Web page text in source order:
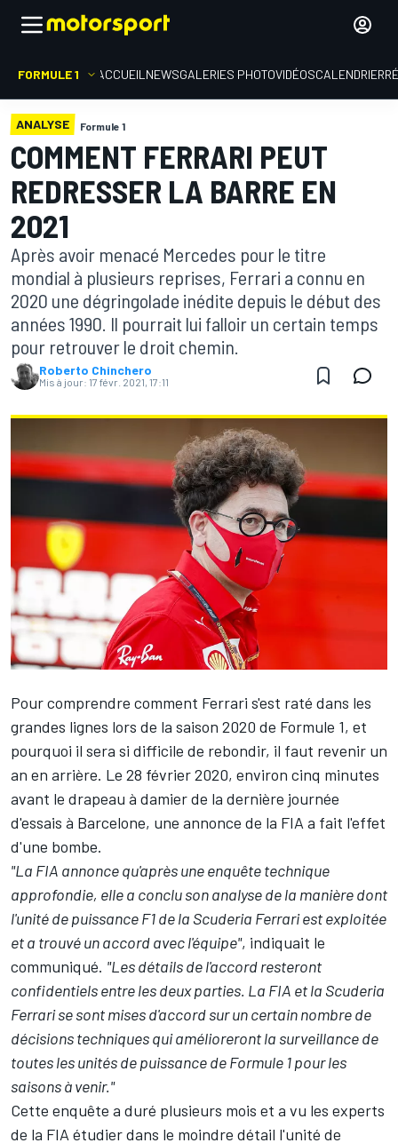
FORMULE 1 ACCUEIL NEWSGALERIES PHOTOVIDÉOSCALENDRIER
ANALYSE Formule 1
COMMENT FERRARI PEUT
REDRESSER LA BARRE EN
2021
Après avoir menacé Mercedes pour le titre
mondial à plusieurs reprises, Ferrari a connu en
2020 une dégringolade inédite depuis le début des
années 1990. Il pourrait lui falloir un certain temps
pour retrouver le droit chemin.
Roberto Chinchero
Mis à jour: 17 févr. 2021, 17:11
Pour comprendre comment Ferrari s'est raté dans les
grandes lignes lors de la saison 2020 de Formule 1, et
pourquoi il sera si difficile de rebondir, il faut revenir un
an en arrière. Le 28 février 2020, environ cinq minutes
avant le drapeau à damier de la dernière journée
d'essais à Barcelone, une annonce de la FIA a fait l'effet
d'une bombe.
"La FIA annonce qu'après une enquête technique
approfondie, elle a conclu son analyse de la manière dont
l'unité de puissance F1 de la Scuderia Ferrari est exploitée
et a trouvé un accord avec l'équipe", indiquait le
communiqué. "Les détails de l'accord resteront
confidentiels entre les deux parties. La FIA et la Scuderia
Ferrari se sont mises d'accord sur un certain nombre de
décisions techniques qui amélioreront la surveillance de
toutes les unités de puissance de Formule 1 pour les
saisons à venir."
Cette enquête a duré plusieurs mois et a vu les experts
de la FIA étudier dans le moindre détail l'unité de